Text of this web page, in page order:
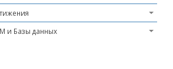
и Базы данных